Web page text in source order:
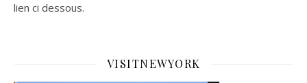
lien ci dessous.
VISITNEWYORK